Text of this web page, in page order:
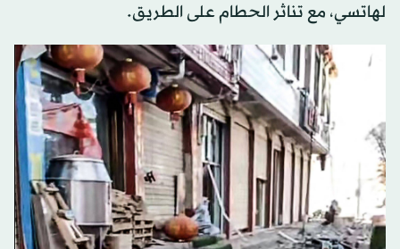
لهاتسي، مع تناثر الحطام على الطريق.